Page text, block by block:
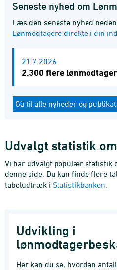
Seneste nyhed om
Læs den seneste nyhed
Lønmodtagere direkte i din
21.7.2026
2.300 flere
Gå til alle nyheder og
Udvalgt statistik
Vi har udvalgt populær statistik
denne side. Du kan finde flere
tabeludtræk i Statistikbanken
Udvikling i
Her kan du se, hvordan